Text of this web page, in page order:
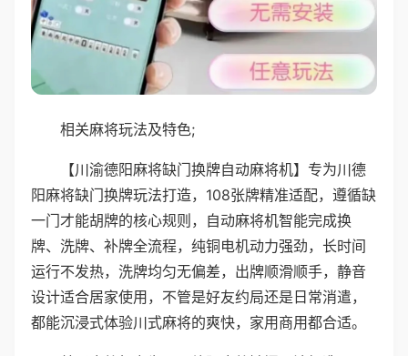
相关麻将玩法及特色;
【川渝德阳麻将缺门换牌自动麻将机】专为川德
阳麻将缺门换牌玩法打造，108张牌精准适配，遵循缺
一门才能胡牌的核心规则，自动麻将机智能完成换
牌、洗牌、补牌全流程，纯铜电机动力强劲，长时间
运行不发热，洗牌均匀无偏差，出牌顺滑顺手，静音
设计适合居家使用，不管是好友约局还是日常消遣，
都能沉浸式体验川式麻将的爽快，家用商用都合适。